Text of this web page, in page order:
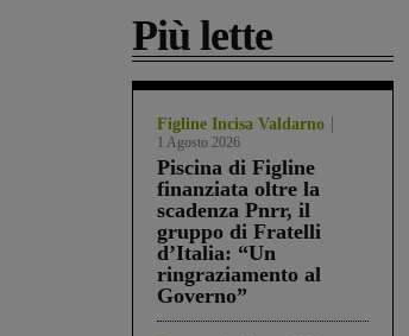
Più lette
Figline Incisa Valdarno
1 Agosto 2026
Piscina di Figline
finanziata oltre la
scadenza Pnrr, il
gruppo di Fratelli
d’Italia: “Un
ringraziamento al
Governo”